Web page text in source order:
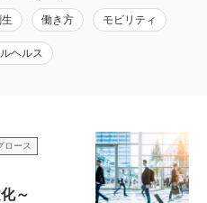
働き方 モビリティ
ヘルス
ロース
～